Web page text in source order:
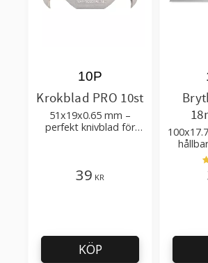
Krokblad PRO 10st
51x19x0.65 mm –
perfekt knivblad för
10P
39 KR
KÖP
skära
och